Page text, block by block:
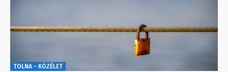
TOLNA - KÖZÉLET